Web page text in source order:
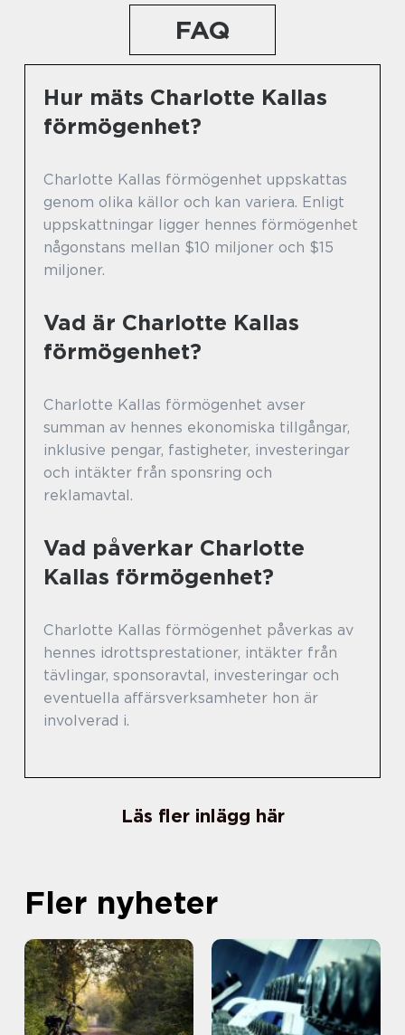
FAQ
Hur mäts Charlotte Kallas
förmögenhet?
Charlotte Kallas förmögenhet uppskattas
genom olika källor och kan variera. Enligt
uppskattningar ligger hennes förmögenhet
någonstans mellan $10 miljoner och $15
miljoner.
Vad är Charlotte Kallas
förmögenhet?
Charlotte Kallas förmögenhet avser
summan av hennes ekonomiska tillgångar,
inklusive pengar, fastigheter, investeringar
och intäkter från sponsring och
reklamavtal.
Vad påverkar Charlotte
Kallas förmögenhet?
Charlotte Kallas förmögenhet påverkas av
hennes idrottsprestationer, intäkter från
tävlingar, sponsoravtal, investeringar och
eventuella affärsverksamheter hon är
involverad i.
Läs fler inlägg här
Fler nyheter